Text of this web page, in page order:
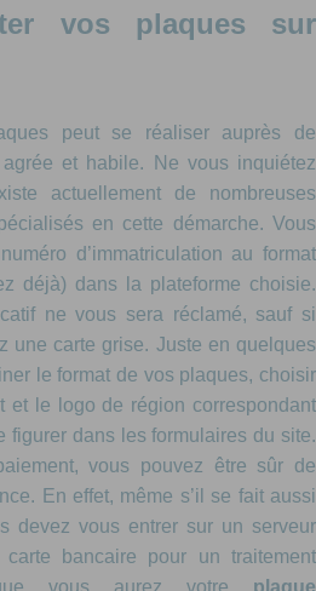
vos plaques sur
peut se réaliser auprès de
agrée et habile. Ne vous inquiétez
actuellement de nombreuses
en cette démarche. Vous
d’immatriculation au format
déjà) dans la plateforme choisie.
ne vous sera réclamé, sauf si
une carte grise. Juste en quelques
le format de vos plaques, choisir
et le logo de région correspondant
figurer dans les formulaires du site.
vous pouvez être sûr de
En effet, même s’il se fait aussi
devez vous entrer sur un serveur
bancaire pour un traitement